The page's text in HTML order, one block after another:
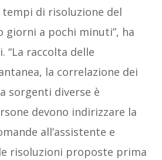
di risoluzione del
giorni a pochi minuti”, ha
“La raccolta delle
la correlazione dei
sorgenti diverse è
devono indirizzare la
all’assistente e
risoluzioni proposte prima